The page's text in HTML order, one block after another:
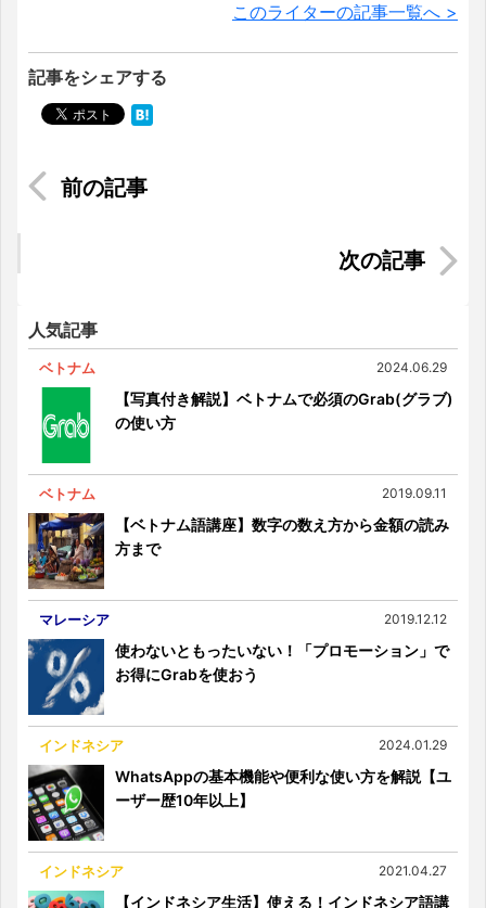
このライターの記事一覧へ >
記事をシェアする
知らなきゃ損っ！！インドネシア国内ECサイト
【ベトナム移住】目指せ料理の達人！？ベトナム
人気記事
ベトナム 2024.06.29
【写真付き解説】ベトナムで必須のGrab(グラブ)
の使い方
ベトナム 2019.09.11
【ベトナム語講座】数字の数え方から金額の読み
方まで
マレーシア 2019.12.12
使わないともったいない！「プロモーション」で
お得にGrabを使おう
インドネシア 2024.01.29
WhatsAppの基本機能や便利な使い方を解説【ユ
ーザー歴10年以上】
インドネシア 2021.04.27
【インドネシア生活】使える！インドネシア語講